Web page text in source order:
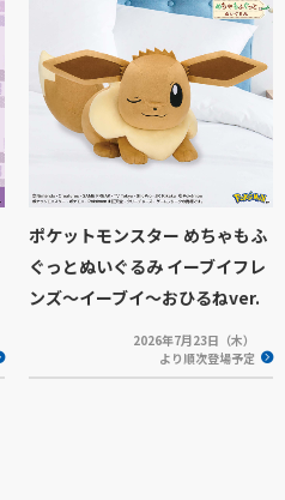
ポケットモンスター めちゃもふ
ぐっとぬいぐるみ イーブイフレ
ンズ～イーブイ～おひるねver.
2026年7月23日（木）
より順次登場予定